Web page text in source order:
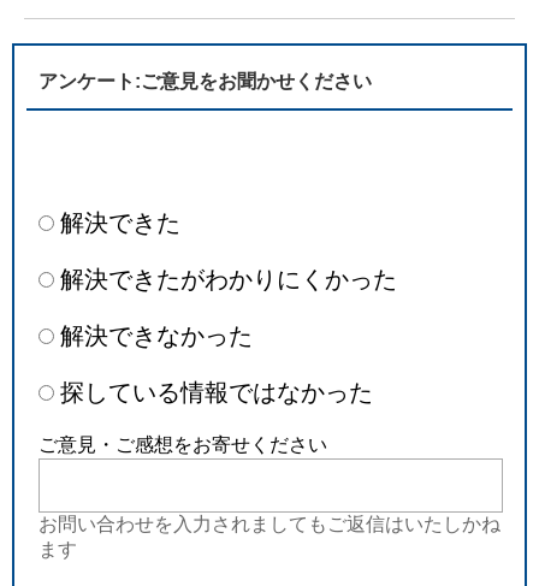
アンケート:ご意見をお聞かせください
解決できた
解決できたがわかりにくかった
解決できなかった
探している情報ではなかった
ご意見・ご感想をお寄せください
お問い合わせを入力されましてもご返信はいたしかね
ます